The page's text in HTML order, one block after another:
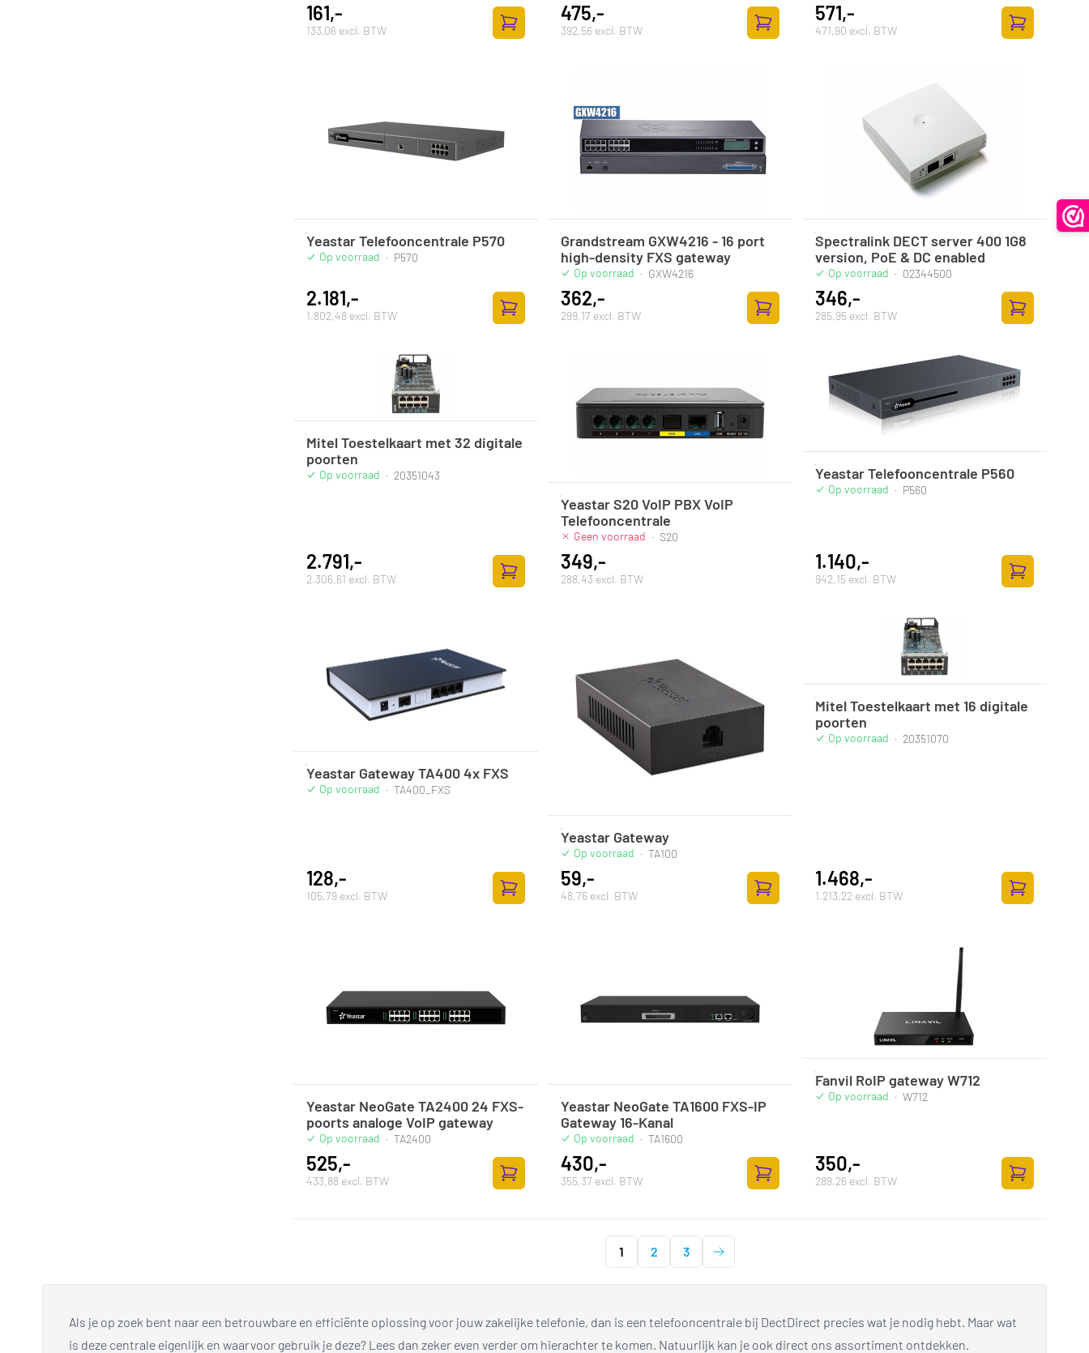
161,-
133,06 excl. BTW
Toevoegen aan winkelwagen
475,-
392,56 excl. BTW
Toevoegen aan winkelwagen
571,-
471,90 excl. BTW
Toevoegen
Yeastar Telefooncentrale P570
Op voorraad · P570
2.181,-
1.802,48 excl. BTW
Toevoegen aan winkelwagen
Grandstream GXW4216 - 16 port
high-density FXS gateway
Op voorraad · GXW4216
362,-
299,17 excl. BTW
Toevoegen aan winkelwagen
Spectralink DECT server 400 1G8
version, PoE & DC enabled
Op voorraad · 02344500
346,-
285,95 excl. BTW
Toevoegen
Mitel Toestelkaart met 32 digitale
poorten
Op voorraad · 20351043
2.791,-
2.306,61 excl. BTW
Toevoegen aan winkelwagen
Yeastar S20 VoIP PBX VoIP
Telefooncentrale
Geen voorraad · S20
349,-
288,43 excl. BTW
Yeastar Telefooncentrale P560
Op voorraad · P560
1.140,-
942,15 excl. BTW
Toevoegen
Yeastar Gateway TA400 4x FXS
Op voorraad · TA400_FXS
128,-
105,79 excl. BTW
Toevoegen aan winkelwagen
Yeastar Gateway
Op voorraad · TA100
59,-
48,76 excl. BTW
Toevoegen aan winkelwagen
Mitel Toestelkaart met 16 digitale
poorten
Op voorraad · 20351070
1.468,-
1.213,22 excl. BTW
Toevoegen
Yeastar NeoGate TA2400 24 FXS-
poorts analoge VoIP gateway
Op voorraad · TA2400
525,-
433,88 excl. BTW
Toevoegen aan winkelwagen
Yeastar NeoGate TA1600 FXS-IP
Gateway 16-Kanal
Op voorraad · TA1600
430,-
355,37 excl. BTW
Toevoegen aan winkelwagen
Fanvil RoIP gateway W712
Op voorraad · W712
350,-
289,26 excl. BTW
Toevoegen
1 2 3
Als je op zoek bent naar een betrouwbare en efficiënte oplossing voor jouw zakelijke telefonie, dan is een telefooncentrale bij DectDirect precies wat je nodig hebt. Maar wat
is deze centrale eigenlijk en waarvoor gebruik je deze? Lees dan zeker even verder om hierachter te komen. Natuurlijk kan je ook direct ons assortiment ontdekken.